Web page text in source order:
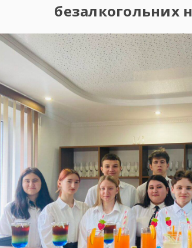
безалкогольних